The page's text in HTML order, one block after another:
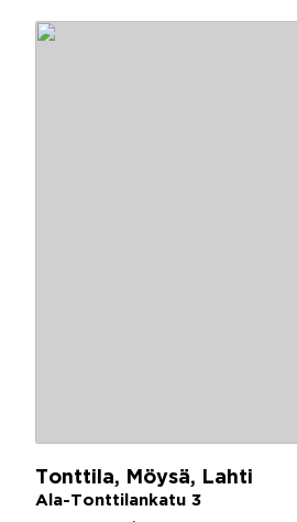
Tonttila, Möysä, Lahti
Ala-Tonttilankatu 3